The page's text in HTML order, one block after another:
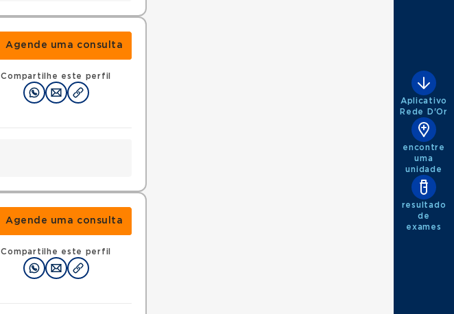
Agende uma consulta
Compartilhe este perfil
Agende uma consulta
Compartilhe este perfil
Aplicativo
Rede D'Or
encontre
uma
unidade
resultado
de
exames